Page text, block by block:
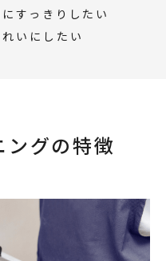
すっきりしたい
いにしたい
グの特徴